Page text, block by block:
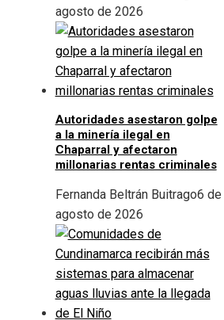
agosto de 2026
Autoridades asestaron golpe
a la minería ilegal en
Chaparral y afectaron
millonarias rentas criminales
Fernanda Beltrán Buitrago6 de
agosto de 2026